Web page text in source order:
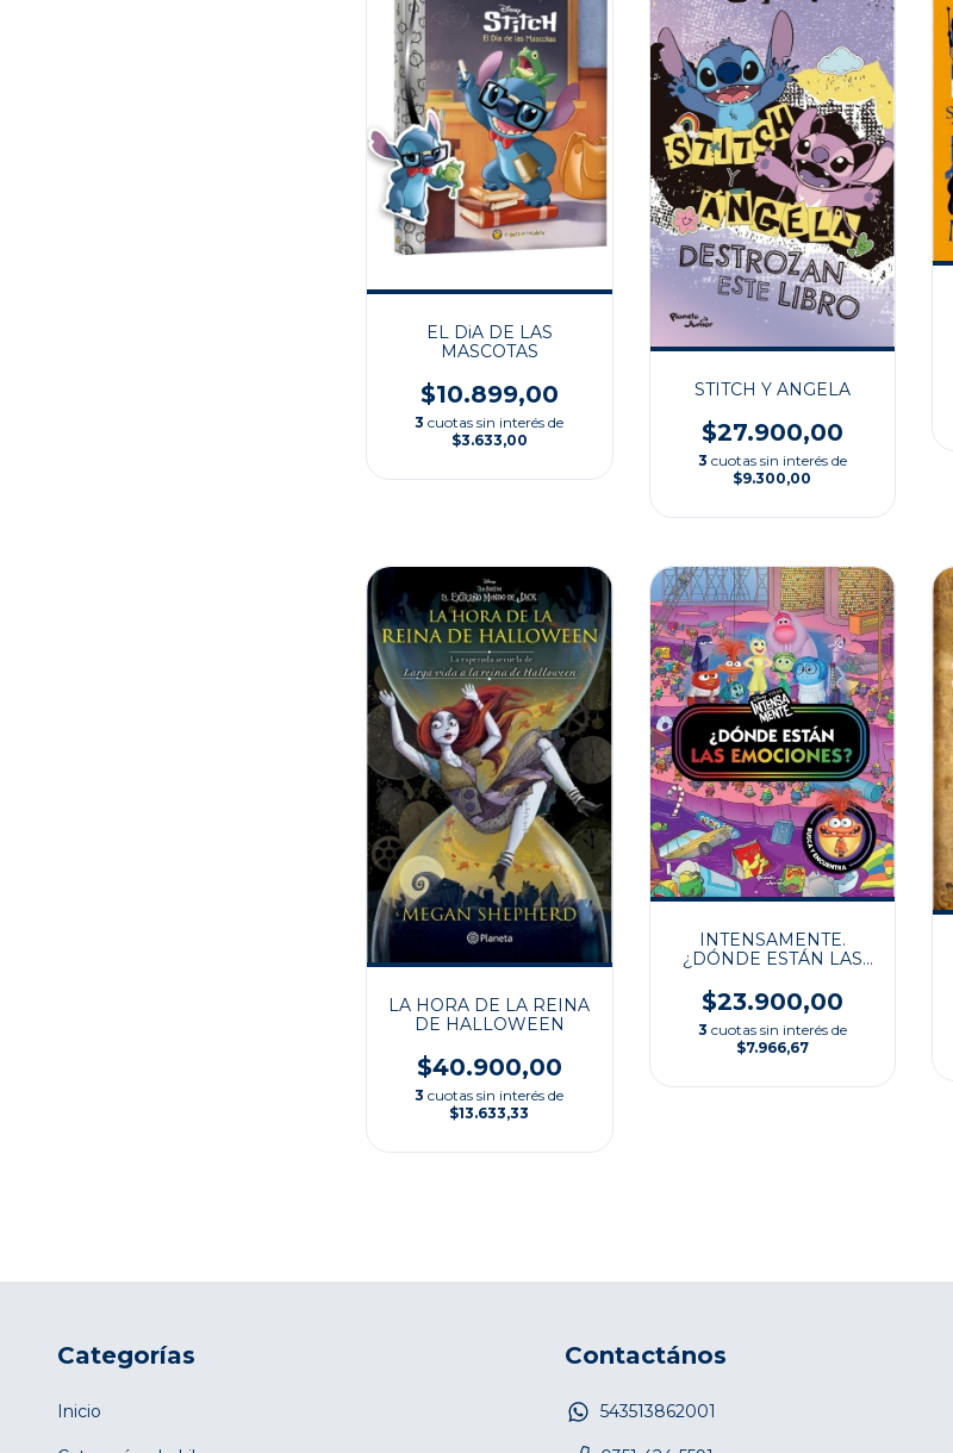
EL DiA DE LAS
MASCOTAS
$10.899,00
3 cuotas sin interés de
$3.633,00
STITCH Y ANGELA
$27.900,00
3 cuotas sin interés de
$9.300,00
LA HORA DE LA REINA
DE HALLOWEEN
$40.900,00
3 cuotas sin interés de
$13.633,33
INTENSAMENTE.
¿DÓNDE ESTÁN LAS
$23.900,00
3 cuotas sin interés de
$7.966,67
Categorías
Inicio
Contactános
543513862001